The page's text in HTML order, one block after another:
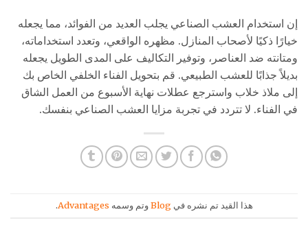
إن استخدام العشب الصناعي يجلب العديد من الفوائد، مما يجعله
خيارًا ذكيًا لأصحاب المنازل. مظهره الواقعي، وتعدد استخداماته،
ومتانته ضد العناصر، وتوفير التكاليف على المدى الطويل يجعله
بديلاً جذابًا للعشب الطبيعي. قم بتحويل الفناء الخلفي الخاص بك
إلى ملاذ خلاب واسترجع عطلات نهاية الأسبوع من العمل الشاق
في الفناء. لا تتردد في تجربة مزايا العشب الصناعي بنفسك.
هذا القيد تم نشره فيBlogوتم وسمه Advantages
.